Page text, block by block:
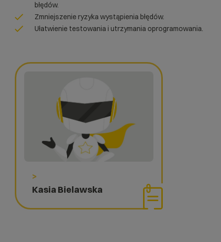
>
Kasia Bielawska
błędów.
Zmniejszenie ryzyka wystąpienia błędów.
Ułatwienie testowania i utrzymania oprogramowania.